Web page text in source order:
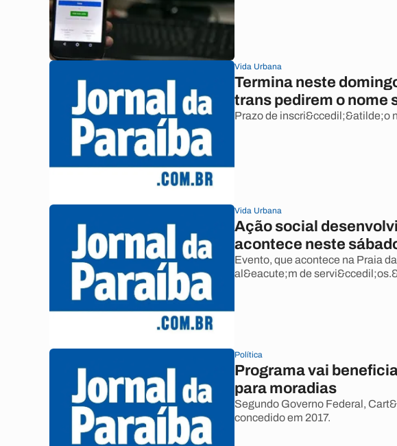
Vida Urbana
Termina neste
trans pedirem o nome
Prazo de inscri&ccedil;&atilde;o
Vida Urbana
Ação social
acontece neste
Evento, que acontece na Praia
al&eacute;m de
Política
Programa vai
para moradias
Segundo Governo Federal,
concedido em 2017.